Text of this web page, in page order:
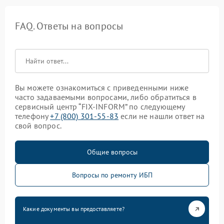
FAQ. Ответы на вопросы
Вы можете ознакомиться с приведенными ниже
часто задаваемыми вопросами, либо обратиться в
сервисный центр “FIX-INFORM” по следующему
телефону+7 (800) 301-55-83 если не нашли ответ на
свой вопрос.
Общие вопросы
Вопросы по ремонту ИБП
Какие документы вы предоставляете?